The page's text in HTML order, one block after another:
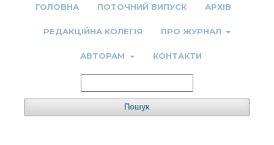
ГОЛОВНА ПОТОЧНИЙ ВИПУСК АРХІВ
РЕДАКЦІЙНА КОЛЕГІЯ ПРО ЖУРНАЛ
АВТОРАМ КОНТАКТИ
Пошук